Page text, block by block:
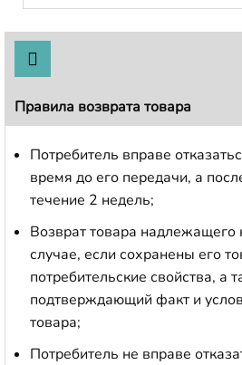
Правила возврата товара
Потребитель вправе
время до его передачи, а
течение 2 недель;
Возврат товара надлежащего
случае, если сохранены его
потребительские свойства, а
подтверждающий факт и
товара;
Потребитель не вправе